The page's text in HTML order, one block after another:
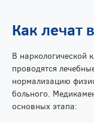
Как лечат
В наркологической
проводятся
нормализацию
больного.
основных этапа: